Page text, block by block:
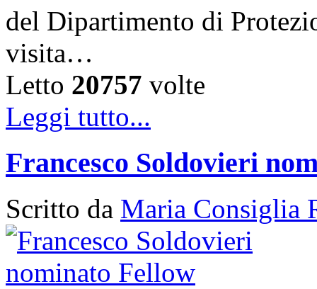
del Dipartimento di
visita…
Letto 20757 volte
Leggi tutto...
Francesco Soldovieri
Scritto da Maria Consiglia